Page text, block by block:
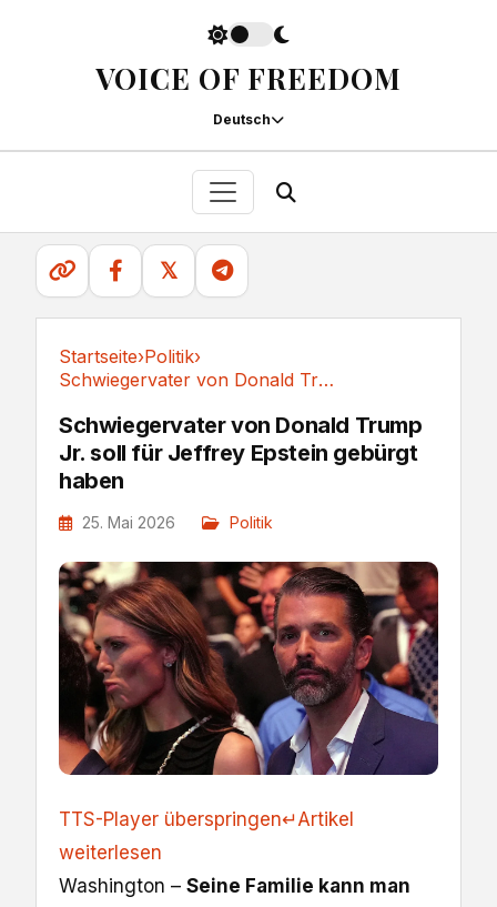
VOICE OF FREEDOM
Deutsch
𝕏
Startseite›Politik›
Schwiegervater von Donald Trump Jr. soll für...
Schwiegervater von Donald Trump
Jr. soll für Jeffrey Epstein gebürgt
haben
25. Mai 2026 Politik
TTS-Player überspringen↵Artikel
weiterlesen
Washington – Seine Familie kann man